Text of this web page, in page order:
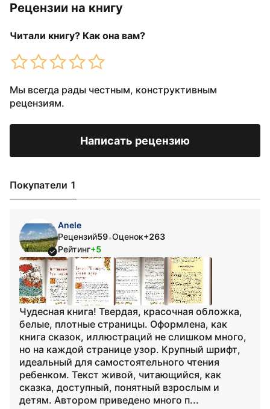
Рецензии на книгу
Читали книгу? Как она вам?
Мы всегда рады честным, конструктивным
рецензиям.
Написать рецензию
Покупатели 1
Anele
Рецензий59•Оценок+263
Рейтинг+5
Чудесная книга! Твердая, красочная обложка,
белые, плотные страницы. Оформлена, как
книга сказок, иллюстраций не слишком много,
но на каждой странице узор. Крупный шрифт,
идеальный для самостоятельного чтения
ребенком. Текст живой, читающийся, как
сказка, доступный, понятный взрослым и
детям. Автором приведено много п...